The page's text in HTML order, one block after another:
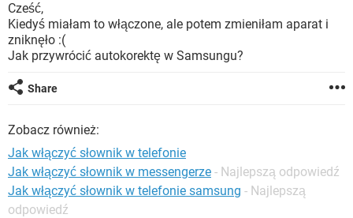
WINDOWS 10
INSTAGRAM FACEBOOK
WINDOWS 10
GRY
SPOTIFY
INSTAGRAM FACEBOOK
WINDOWS 10
Cześć,
Kiedyś miałam to włączone, ale potem zmieniłam aparat i
zniknęło :(
Jak przywrócić autokorektę w Samsungu?
Share
Zobacz również:
Jak włączyć słownik w telefonie
Jak włączyć słownik w messengerze - Najlepszą odpowiedź
Jak włączyć słownik w telefonie samsung - Najlepszą
odpowiedź